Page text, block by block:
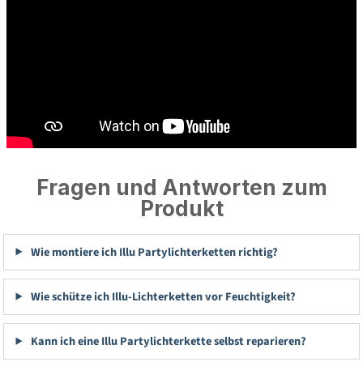
Fragen und Antworten zum
Produkt
Wie montiere ich Illu Partylichterketten richtig?
Wie schütze ich Illu-Lichterketten vor Feuchtigkeit?
Kann ich eine Illu Partylichterkette selbst reparieren?